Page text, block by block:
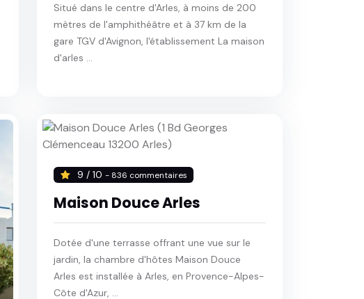
Situé dans le centre d'Arles, à moins de 200
mètres de l'amphithéâtre et à 37 km de la
gare TGV d'Avignon, l'établissement La maison
d'arles ...
9 / 10 - 836 commentaires
Maison Douce Arles
Dotée d'une terrasse offrant une vue sur le
jardin, la chambre d'hôtes Maison Douce
Arles est installée à Arles, en Provence-Alpes-
Côte d'Azur, ...